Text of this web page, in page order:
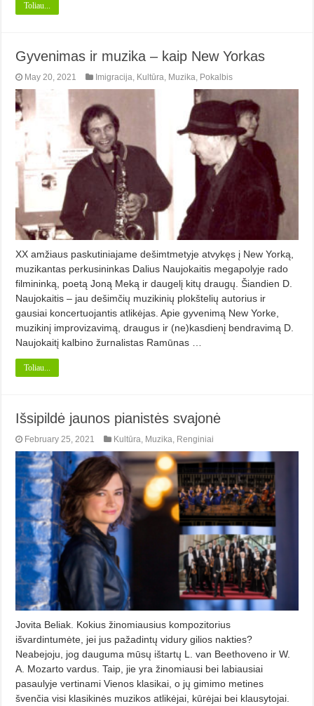
Toliau...
Gyvenimas ir muzika – kaip New Yorkas
May 20, 2021 Imigracija, Kultūra, Muzika, Pokalbis
XX amžiaus paskutiniajame dešimtmetyje atvykęs į New Yorką,
muzikantas perkusininkas Dalius Naujokaitis megapolyje rado
filmininką, poetą Joną Meką ir daugelį kitų draugų. Šiandien D.
Naujokaitis – jau dešimčių muzikinių plokštelių autorius ir
gausiai koncertuojantis atlikėjas. Apie gyvenimą New Yorke,
muzikinį improvizavimą, draugus ir (ne)kasdienį bendravimą D.
Naujokaitį kalbino žurnalistas Ramūnas …
Toliau...
Išsipildė jaunos pianistės svajonė
February 25, 2021 Kultūra, Muzika, Renginiai
Jovita Beliak. Kokius žinomiausius kompozitorius
išvardintumėte, jei jus pažadintų vidury gilios nakties?
Neabejoju, jog dauguma mūsų ištartų L. van Beetho­veno ir W.
A. Mozarto vardus. Taip, jie yra žinomiausi bei labiausiai
pasaulyje vertinami Vienos klasi­kai, o jų gimimo metines
švenčia visi klasikinės muzikos atlikėjai, kūrėjai bei klausytojai.